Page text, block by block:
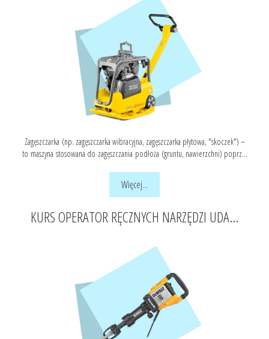
Zagęszczarka (np. zagęszczarka wibracyjna, zagęszczarka płytowa, "skoczek") –
to maszyna stosowana do zagęszczania podłoża (gruntu, nawierzchni) poprz...
Więcej...
KURS OPERATOR RĘCZNYCH NARZĘDZI UDA...